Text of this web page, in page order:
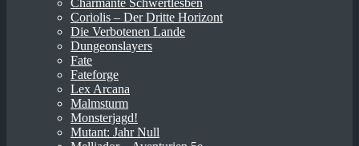
Coriolis – Der Dritte Horizont
Die Verbotenen Lande
Dungeonslayers
Fate
Fateforge
Lex Arcana
Malmsturm
Monsterjagd!
Mutant: Jahr Null